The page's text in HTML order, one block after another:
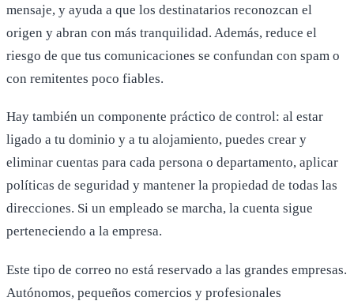
mensaje, y ayuda a que los destinatarios reconozcan el
origen y abran con más tranquilidad. Además, reduce el
riesgo de que tus comunicaciones se confundan con spam o
con remitentes poco fiables.
Hay también un componente práctico de control: al estar
ligado a tu dominio y a tu alojamiento, puedes crear y
eliminar cuentas para cada persona o departamento, aplicar
políticas de seguridad y mantener la propiedad de todas las
direcciones. Si un empleado se marcha, la cuenta sigue
perteneciendo a la empresa.
Este tipo de correo no está reservado a las grandes empresas.
Autónomos, pequeños comercios y profesionales